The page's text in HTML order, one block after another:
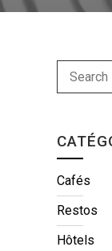
Cafés
Restos
Hôtels